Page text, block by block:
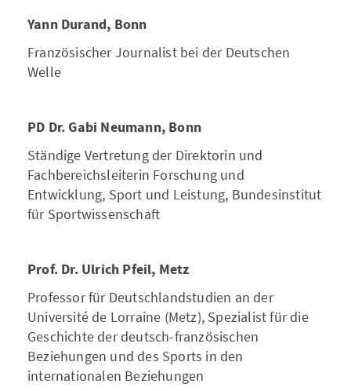
Yann Durand, Bonn
Französischer Journalist bei der Deutschen
Welle
PD Dr. Gabi Neumann, Bonn
Ständige Vertretung der Direktorin und
Fachbereichsleiterin Forschung und
Entwicklung, Sport und Leistung, Bundesinstitut
für Sportwissenschaft
Prof. Dr. Ulrich Pfeil, Metz
Professor für Deutschlandstudien an der
Université de Lorraine (Metz), Spezialist für die
Geschichte der deutsch-französischen
Beziehungen und des Sports in den
internationalen Beziehungen